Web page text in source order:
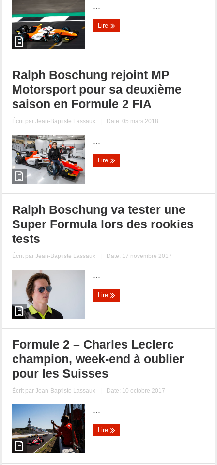
...
Lire
Ralph Boschung rejoint MP
Motorsport pour sa deuxième
saison en Formule 2 FIA
Écrit parJean-Baptiste Lassaux | Date: 05 mars 2018
...
Lire
Ralph Boschung va tester une
Super Formula lors des rookies
tests
Écrit parJean-Baptiste Lassaux | Date: 17 novembre 2017
...
Lire
Formule 2 – Charles Leclerc
champion, week-end à oublier
pour les Suisses
Écrit parJean-Baptiste Lassaux | Date: 10 octobre 2017
...
Lire